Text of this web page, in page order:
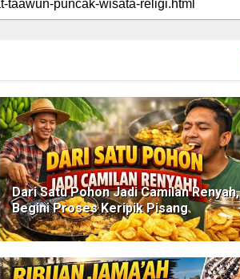
Dari Satu Pohon Jadi Camilan Renyah,
Begini Proses Keripik Pisang